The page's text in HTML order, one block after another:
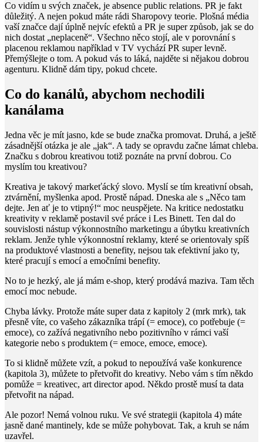
Co vidím u svých značek, je absence public relations. PR je fakt
důležitý. A nejen pokud máte rádi Sharopovy teorie. Plošná média
vaší značce dají úplně nejvíc efektů a PR je super způsob, jak se do
nich dostat „neplaceně“. Všechno něco stojí, ale v porovnání s
placenou reklamou například v TV vychází PR super levně.
Přemýšlejte o tom. A pokud vás to láká, najděte si nějakou dobrou
agenturu. Klidně dám tipy, pokud chcete.
Co do kanálů, abychom nechodili
kanálama
Jedna věc je mít jasno, kde se bude značka promovat. Druhá, a ještě
zásadnější otázka je ale „jak“. A tady se opravdu začne lámat chleba.
Značku s dobrou kreativou totiž poznáte na první dobrou. Co
myslím tou kreativou?
Kreativa je takový markeťácký slovo. Myslí se tím kreativní obsah,
ztvárnění, myšlenka apod. Prostě nápad. Dneska ale s „Něco tam
dejte. Jen ať je to vtipný!“ moc neuspějete. Na kritice nedostatku
kreativity v reklamě postavil své práce i Les Binett. Ten dal do
souvislosti nástup výkonnostního marketingu a úbytku kreativních
reklam. Jenže tyhle výkonnostní reklamy, které se orientovaly spíš
na produktové vlastnosti a benefity, nejsou tak efektivní jako ty,
které pracují s emocí a emočními benefity.
No to je hezký, ale já mám e-shop, který prodává maziva. Tam těch
emocí moc nebude.
Chyba lávky. Protože máte super data z kapitoly 2 (mrk mrk), tak
přesně víte, co vašeho zákazníka trápí (= emoce), co potřebuje (=
emoce), co zažívá negativního nebo pozitivního v rámci vaší
kategorie nebo s produktem (= emoce, emoce, emoce).
To si klidně můžete vzít, a pokud to nepoužívá vaše konkurence
(kapitola 3), můžete to přetvořit do kreativy. Nebo vám s tím někdo
pomůže = kreativec, art director apod. Někdo prostě musí ta data
přetvořit na nápad.
Ale pozor! Nemá volnou ruku. Ve své strategii (kapitola 4) máte
jasně dané mantinely, kde se může pohybovat. Tak, a kruh se nám
uzavřel.